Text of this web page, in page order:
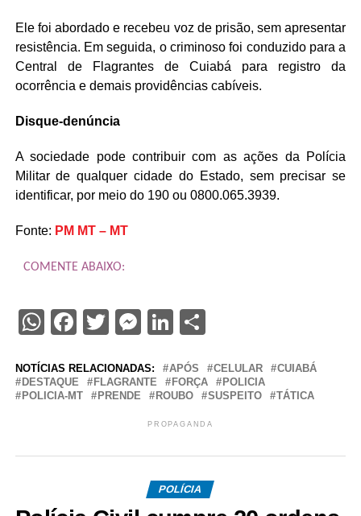
Ele foi abordado e recebeu voz de prisão, sem apresentar
resistência. Em seguida, o criminoso foi conduzido para a
Central de Flagrantes de Cuiabá para registro da
ocorrência e demais providências cabíveis.
Disque-denúncia
A sociedade pode contribuir com as ações da Polícia
Militar de qualquer cidade do Estado, sem precisar se
identificar, por meio do 190 ou 0800.065.3939.
Fonte: PM MT – MT
COMENTE ABAIXO:
WhatsApp
Facebook
Twitter
Messenger
LinkedIn
Share
NOTÍCIAS RELACIONADAS: APÓS CELULAR
CUIABÁ
DESTAQUE
FLAGRANTE FORÇA
POLICIA
POLICIA-MT
PRENDE ROUBO SUSPEITO TÁTICA
PROPAGANDA
POLÍCIA